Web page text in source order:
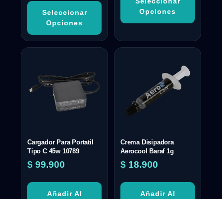
Seleccionar
Opciones
Opciones
Cargador Para Portatil
Tipo C 45w 10789
$ 99.900
Añadir Al
Crema Disipadora
Aerocool Baraf 1g
$ 18.900
Añadir Al